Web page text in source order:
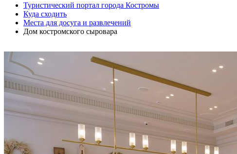
Туристический портал города Костромы
Куда сходить
Места для досуга и развлечений
Дом костромского сыровара